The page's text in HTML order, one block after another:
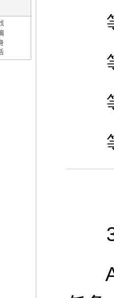
等
等
等
等
3
A